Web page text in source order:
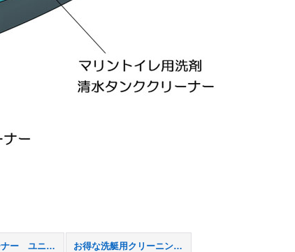
マルチクリーナー ユニバーサルストーン お得な洗艇用クリーニングセット